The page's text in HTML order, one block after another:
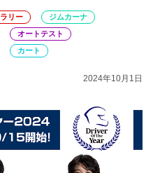
ラリー
ジムカーナ
オートテスト
カート
2024年10月1日